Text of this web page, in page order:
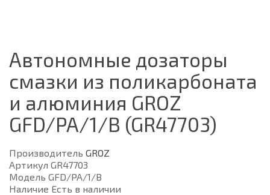
Автономные дозаторы
смазки из поликарбоната
и алюминия GROZ
GFD/PA/1/B (GR47703)
Производитель GROZ
Артикул GR47703
Модель GFD/PA/1/B
Наличие Есть в наличии